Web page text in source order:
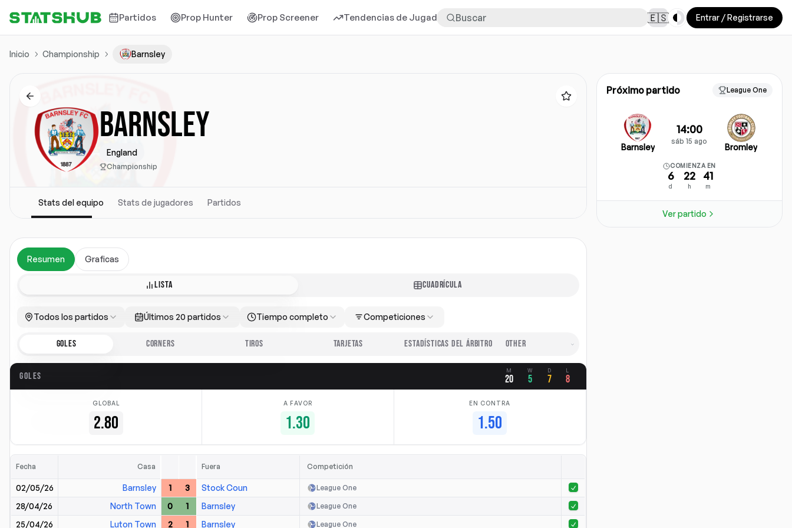
Partidos Prop Hunter Prop Screener Tendencias de Jugadores Más 🇪🇸 Toggle theme
Entrar / Registrarse
Inicio Championship Barnsley
BARNSLEY
England
Championship
Stats del equipo Stats de jugadores Partidos
Próximo partido League One
Barnsley
14:00
sáb 15 ago
Bromley
COMIENZA EN
6
d
22
h
41
m
Ver partido
Resumen Graficas
LISTA CUADRÍCULA
Todos los partidos Últimos 20 partidos Tiempo completo Competiciones
GOLES CORNERS TIROS TARJETAS ESTADÍSTICAS DEL ÁRBITRO
GOLES M
20
W
5
D
7
L
8
GLOBAL
2.80
A FAVOR
1.30
EN CONTRA
1.50
Fecha Casa Fuera Competición
02/05/26 Barnsley 1 3 Stock Coun League One
28/04/26 North Town 0 1 Barnsley League One
25/04/26 Luton Town 2 1 Barnsley League One